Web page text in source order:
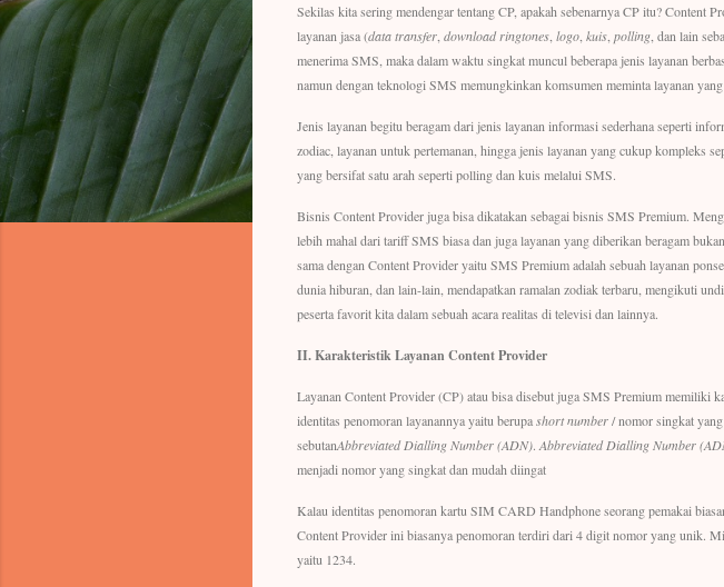
Sekilas kita sering mendengar tentang CP, apakah sebenarnya CP itu? Content
layanan jasa (data transfer download ringtones logo kuis polling , dan lain
menerima SMS, maka dalam waktu singkat muncul beberapa jenis layanan
namun dengan teknologi SMS memungkinkan komsumen meminta layanan
Jenis layanan begitu beragam dari jenis layanan informasi sederhana seperti
zodiac, layanan untuk pertemanan, hingga jenis layanan yang cukup kompleks
yang bersifat satu arah seperti polling dan kuis melalui SMS.
Bisnis Content Provider juga bisa dikatakan sebagai bisnis SMS Premium.
lebih mahal dari tariff SMS biasa dan juga layanan yang diberikan beragam
sama dengan Content Provider yaitu SMS Premium adalah sebuah layanan
dunia hiburan, dan lain-lain, mendapatkan ramalan zodiak terbaru, mengikuti
peserta favorit kita dalam sebuah acara realitas di televisi dan lainnya.
II.Karakteristik Layanan Content Provider
Layanan Content Provider (CP) atau bisa disebut juga SMS Premium
identitas penomoran layanannya yaitu berupashort number/ nomor singkat
sebutanAbbreviated Dialling Number (ADN). Abbreviated Dialling Number
menjadi nomor yang singkat dan mudah diingat
Kalau identitas penomoran kartu SIM CARD Handphone seorang pemakai
Content Provider ini biasanya penomoran terdiri dari 4 digit nomor yang unik.
yaitu 1234.